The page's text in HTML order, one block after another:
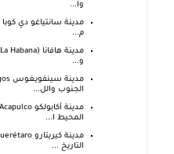
وا...
م...
و...
الجنوب والل...
المحيط ا...
التاريخ ...